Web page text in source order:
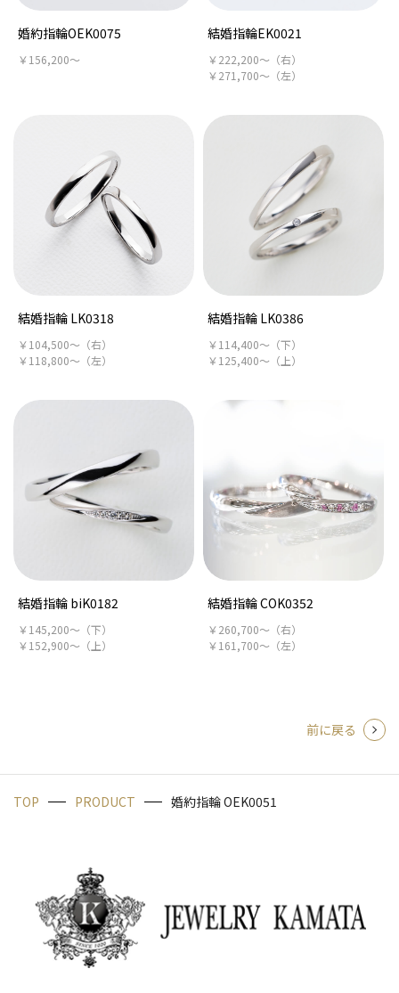
婚約指輪OEK0075
￥156,200～
結婚指輪EK0021
￥222,200～（右）
￥271,700～（左）
結婚指輪 LK0318
￥104,500～（右）
￥118,800～（左）
結婚指輪 LK0386
￥114,400～（下）
￥125,400～（上）
結婚指輪 biK0182
￥145,200～（下）
￥152,900～（上）
結婚指輪 COK0352
￥260,700～（右）
￥161,700～（左）
前に戻る
TOP PRODUCT 婚約指輪 OEK0051